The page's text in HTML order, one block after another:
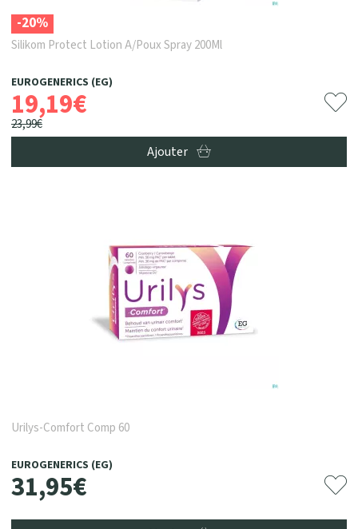
-20%
Silikom Protect Lotion A/Poux Spray 200Ml
EUROGENERICS (EG)
19,19€
23,99€
Ajouter
Urilys-Comfort Comp 60
EUROGENERICS (EG)
31,95€